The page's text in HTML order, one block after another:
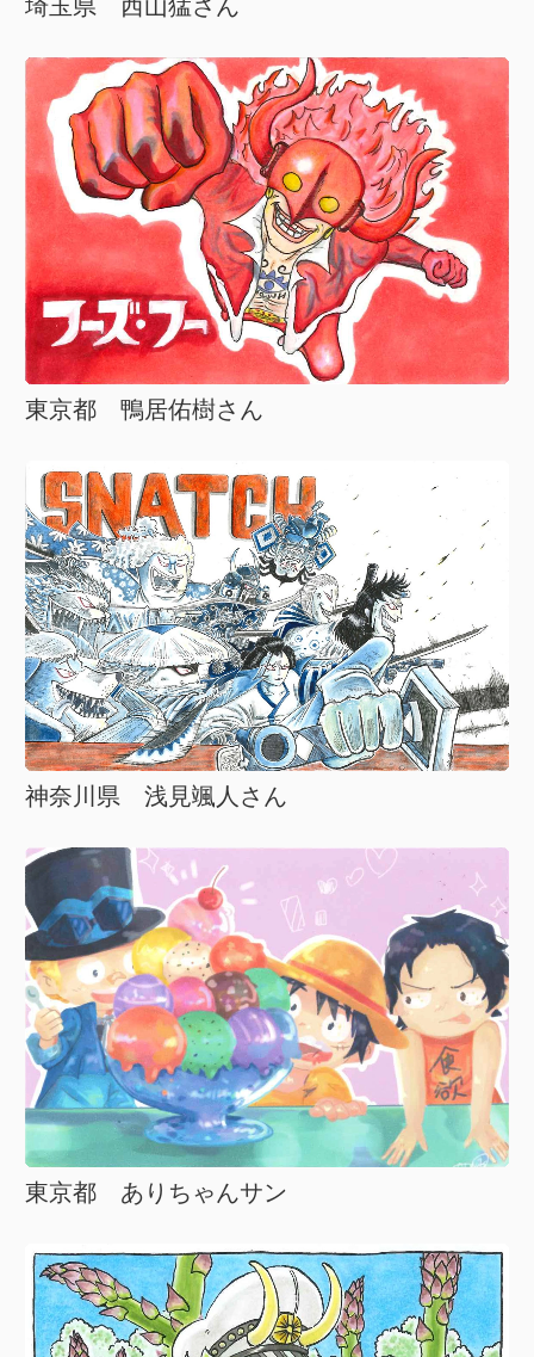
埼玉県 西山猛さん
東京都 鴨居佑樹さん
神奈川県 浅見颯人さん
東京都 ありちゃんサン